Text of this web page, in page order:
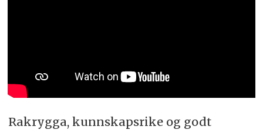
Rakrygga, kunnskapsrike og godt